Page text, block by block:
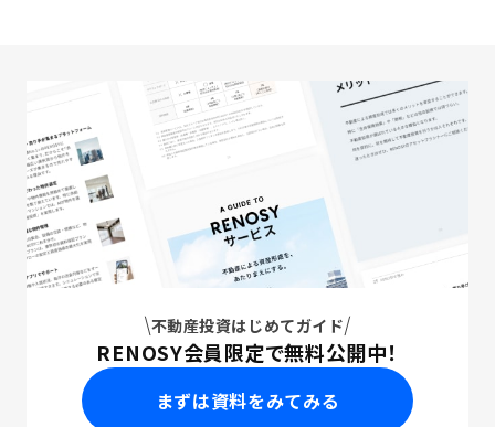
不動産投資はじめてガイド
RENOSY会員限定で無料公開中！
まずは資料をみてみる